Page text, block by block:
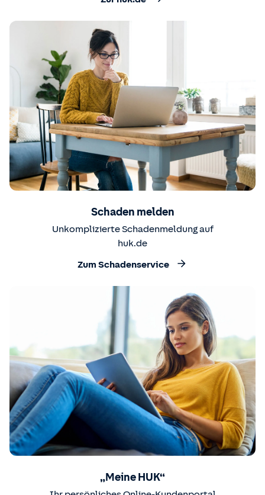
Schaden melden
Unkomplizierte Schadenmeldung auf
huk.de
Zum Schadenservice
„Meine HUK“